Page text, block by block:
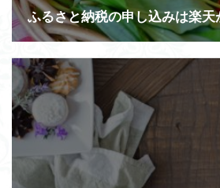
ふるさと納税の申し込みは楽天